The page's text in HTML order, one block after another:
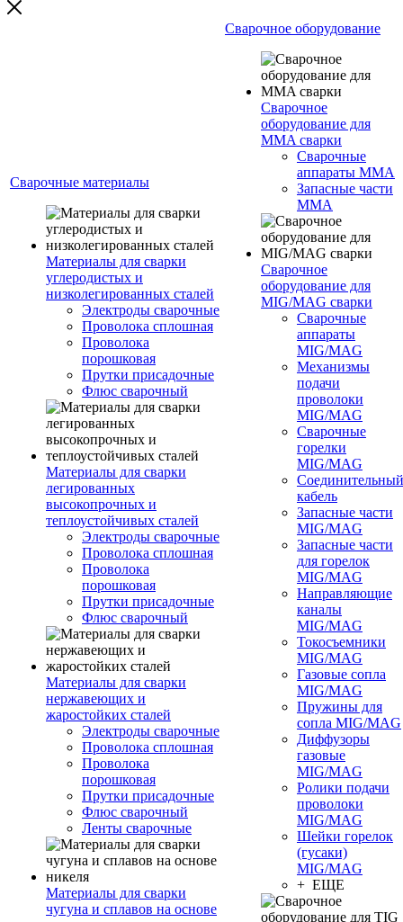
Сварочные материалы
Материалы для сварки
углеродистых и
низколегированных сталей
Электроды сварочные
Проволока сплошная
Проволока
порошковая
Прутки присадочные
Флюс сварочный
Материалы для сварки
легированных
высокопрочных и
теплоустойчивых сталей
Электроды сварочные
Проволока сплошная
Проволока
порошковая
Прутки присадочные
Флюс сварочный
Материалы для сварки
нержавеющих и
жаростойких сталей
Электроды сварочные
Проволока сплошная
Проволока
порошковая
Прутки присадочные
Флюс сварочный
Ленты сварочные
Материалы для сварки
чугуна и сплавов на основе
Сварочное оборудование
Сварочное
оборудование для
MMA сварки
Сварочные
аппараты MMA
Запасные части
MMA
Сварочное
оборудование для
MIG/MAG сварки
Сварочные
аппараты
MIG/MAG
Механизмы
подачи
проволоки
MIG/MAG
Сварочные
горелки
MIG/MAG
Соединительный
кабель
Запасные части
MIG/MAG
Запасные части
для горелок
MIG/MAG
Направляющие
каналы
MIG/MAG
Токосъемники
MIG/MAG
Газовые сопла
MIG/MAG
Пружины для
сопла MIG/MAG
Диффузоры
газовые
MIG/MAG
Ролики подачи
проволоки
MIG/MAG
Шейки горелок
(гусаки)
MIG/MAG
+ ЕЩЕ